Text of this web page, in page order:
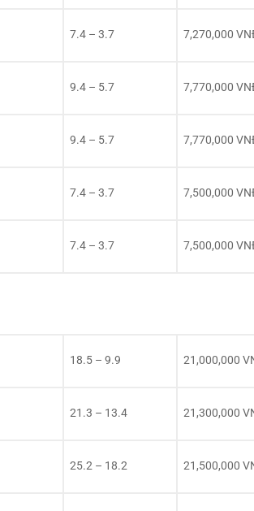
7.4 – 3.7 7,270,000
9.4 – 5.7 7,770,000
9.4 – 5.7 7,770,000
7.4 – 3.7 7,500,000
7.4 – 3.7 7,500,000
18.5 – 9.9 21,000,000
21.3 – 13.4 21,300,000
25.2 – 18.2 21,500,000